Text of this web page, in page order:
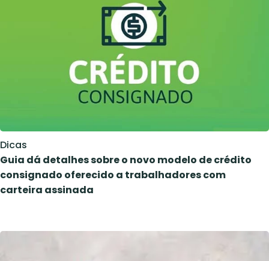
Dicas
Guia dá detalhes sobre o novo modelo de crédito
consignado oferecido a trabalhadores com
carteira assinada